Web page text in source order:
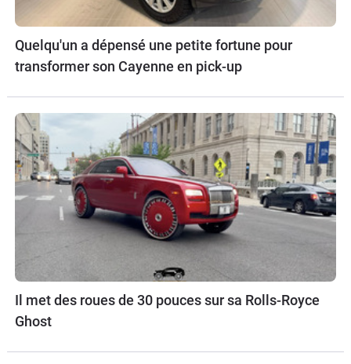
Quelqu'un a dépensé une petite fortune pour
transformer son Cayenne en pick-up
Il met des roues de 30 pouces sur sa Rolls-Royce
Ghost